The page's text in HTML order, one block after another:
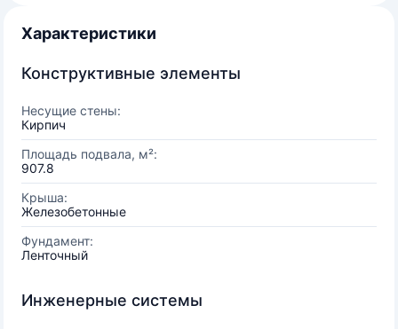
Характеристики
Конструктивные элементы
Несущие стены:
Кирпич
Площадь подвала, м²:
907.8
Крыша:
Железобетонные
Фундамент:
Ленточный
Инженерные системы